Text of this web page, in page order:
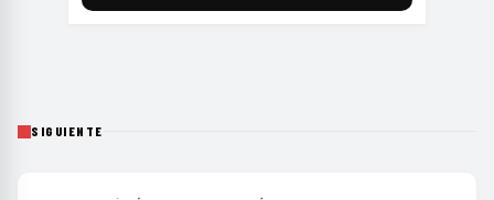
SIGUIENTE